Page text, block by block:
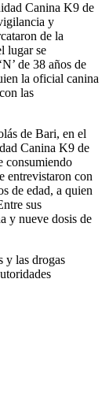
Canina K9 de
y
de la
lugar se
de 38 años de
la oficial canina
las
de Bari, en el
Canina K9 de
consumiendo
entrevistaron con
de edad, a quien
sus
y nueve dosis de
y las drogas